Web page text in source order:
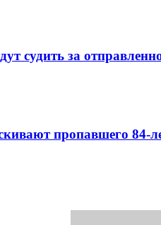
судить за
пропавшего 84-